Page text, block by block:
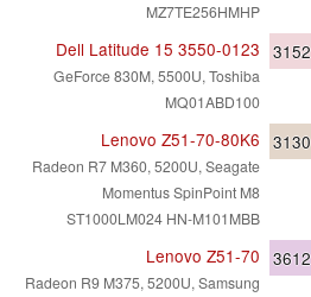
MZ7TE256HMHP
Dell Latitude 15 3550-0123
GeForce 830M, 5500U, Toshiba
MQ01ABD100
3152
Lenovo Z51-70-80K6
Radeon R7 M360, 5200U, Seagate
Momentus SpinPoint M8
ST1000LM024 HN-M101MBB
3130
Lenovo Z51-70
Radeon R9 M375, 5200U, Samsung
3612